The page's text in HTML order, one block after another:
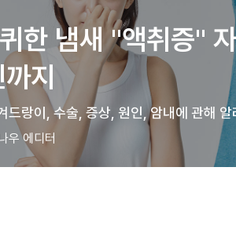
한 냄새 "액취증"
지
드랑이, 수술, 증상, 원인, 암내에 관해
우 에디터